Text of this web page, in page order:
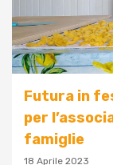
Futura in
per
famiglie
18 Aprile 2023